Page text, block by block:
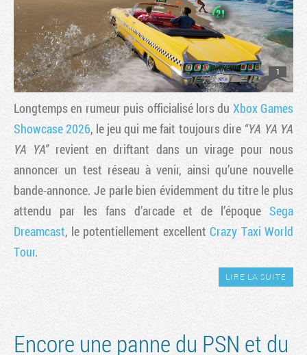
1
Longtemps en rumeur puis officialisé lors du Xbox Games
Showcase 2026, le jeu qui me fait toujours dire “YA YA YA
YA YA”revient en driftant dans un virage pour nous
annoncer un test réseau à venir, ainsi qu’une nouvelle
bande-annonce. Je parle bien évidemment du titre le plus
attendu par les fans d’arcade et de l’époque Sega
Dreamcast, le potentiellement excellent Crazy Taxi World
Tour.
LIRE LA SUITE
Encore une panne du PSN et du